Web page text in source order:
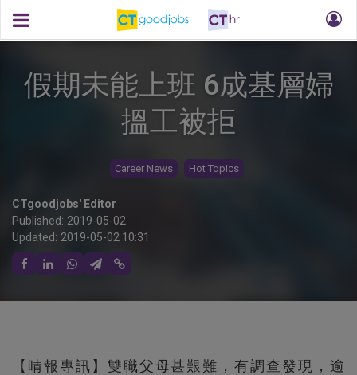
假期未能上班 6成基層婦
搵工被拒
Career News Hot Topics
CTgoodjobs' Editor
Published: 2019-05-02
Updated: 2019-05-02 10:31
【晴報專訊】雙職父母甚艱難，有調查發現，逾